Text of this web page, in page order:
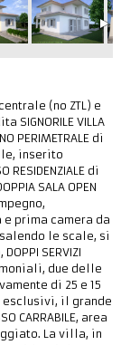
(no ZTL) e
VILLA
PERIMETRALE di
inserito
di
SALA OPEN
e prima camera da
le scale, si
SERVIZI
due delle
di 25 e 15
esclusivi, il grande
CARRABILE, area
La villa, in